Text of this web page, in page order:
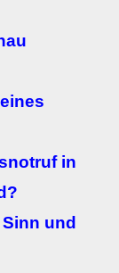
in
und